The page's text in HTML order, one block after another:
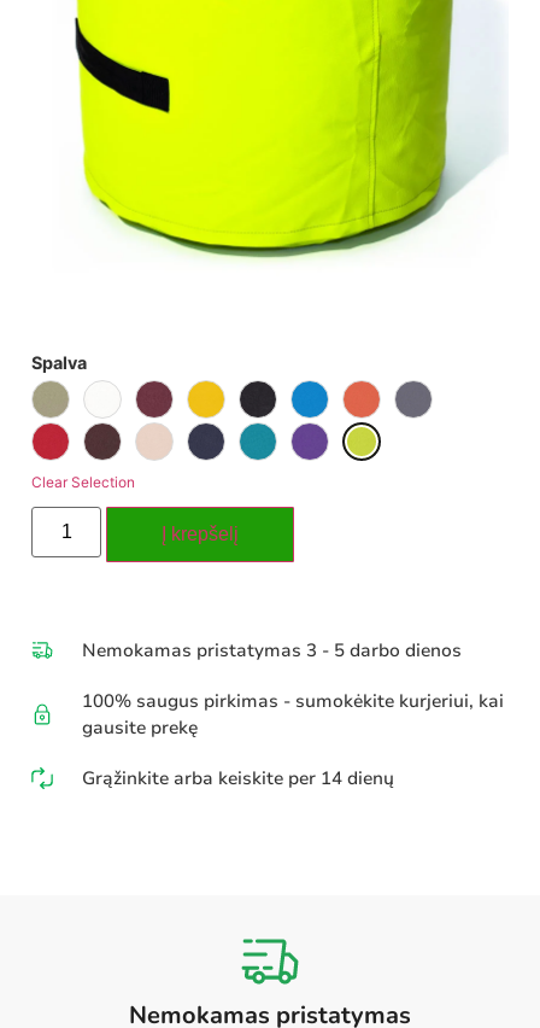
Spalva
Clear Selection
Į krepšelį
Nemokamas pristatymas 3 - 5 darbo dienos
100% saugus pirkimas - sumokėkite kurjeriui, kai
gausite prekę
Grąžinkite arba keiskite per 14 dienų
Nemokamas pristatymas